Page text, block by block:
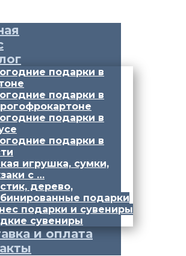
подарки в
подарки в
подарки в
подарки в
игрушка, сумки,
с …
дерево,
подарки
подарки и сувениры
сувениры
и оплата